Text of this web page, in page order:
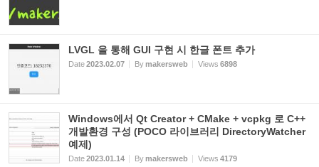
LVGL 을 통해 GUI 구현 시 한글 폰트 추가
Date2023.02.07 Bymakersweb Views 6898
Windows에서 Qt Creator + CMake + vcpkg 로 C++
개발환경 구성 (POCO 라이브러리 DirectoryWatcher
예제)
Date2023.01.14 Bymakersweb Views 4179